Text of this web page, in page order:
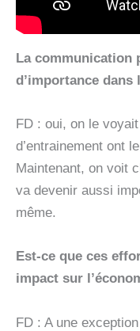
La communication
d’importance
FD : oui, on le
d’entrainement ont
Maintenant, on voit
va devenir aussi
même.
Est-ce que ces
impact sur
FD : A une